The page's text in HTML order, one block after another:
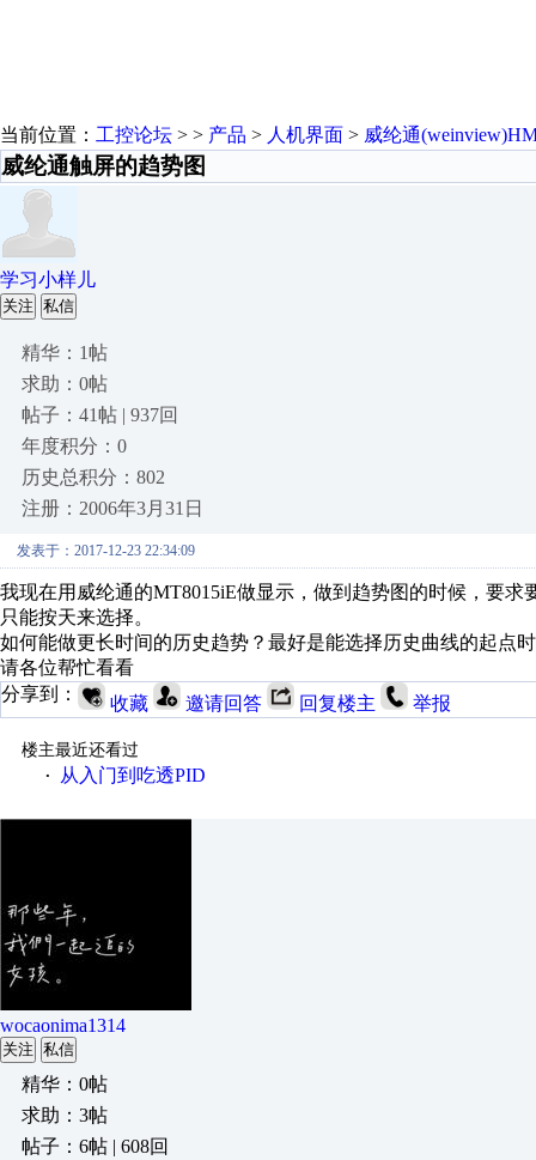
当前位置： 工控论坛 > > 产品 > 人机界面 > 威纶通
威纶通触屏的趋势图
学习小样儿
关注 私信
精华：1帖
求助：0帖
帖子：41帖 | 937回
年度积分：0
历史总积分：802
注册：2006年3月31日
发表于：2017-12-23 22:34:09
我现在用威纶通的MT8015iE做显示，做到趋势图的时候，要
只能按天来选择。
如何能做更长时间的历史趋势？最好是能选择历史曲线的起点
请各位帮忙看看
分享到：
收藏 邀请回答 回复楼主 举报
楼主最近还看过
·
从入门到吃透PID
wocaonima1314
关注 私信
精华：0帖
求助：3帖
帖子：6帖 | 608回